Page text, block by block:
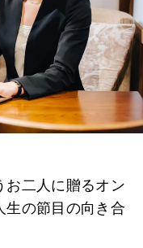
お二人に贈るオン
生の節目の向き合